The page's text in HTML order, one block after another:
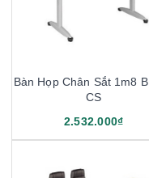
Bàn Họp Chân Sắt 1m8
CS
2.532.000₫